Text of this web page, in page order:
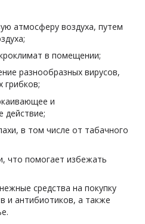
атмосферу воздуха, путем
в помещении;
разнообразных вирусов,
грибков;
и
действие;
в том числе от табачного
что помогает избежать
средства на покупку
и антибиотиков, а также